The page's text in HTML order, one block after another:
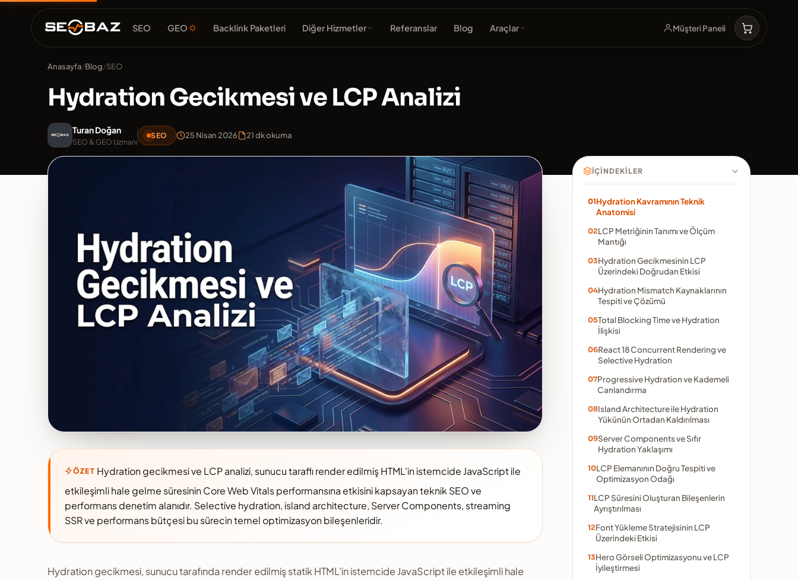
SEO GEO Backlink Paketleri Diğer Hizmetler Referanslar Blog Araçlar Müşteri Paneli
Anasayfa/Blog/SEO
Hydration Gecikmesi ve LCP Analizi
Turan Doğan
SEO & GEO Uzmanı
SEO 25 Nisan 2026 21 dk okuma
ÖZET Hydration gecikmesi ve LCP analizi, sunucu taraflı render edilmiş HTML'in istemcide JavaScript ile
etkileşimli hale gelme süresinin Core Web Vitals performansına etkisini kapsayan teknik SEO ve
performans denetim alanıdır. Selective hydration, island architecture, Server Components, streaming
SSR ve performans bütçesi bu sürecin temel optimizasyon bileşenleridir.
Hydration gecikmesi, sunucu tarafında render edilmiş statik HTML'in istemcide JavaScript ile etkileşimli hale
İÇINDEKILER
Hydration Kavramının Teknik
Anatomisi
LCP Metriğinin Tanımı ve Ölçüm
Mantığı
Hydration Gecikmesinin LCP
Üzerindeki Doğrudan Etkisi
Hydration Mismatch Kaynaklarının
Tespiti ve Çözümü
Total Blocking Time ve Hydration
İlişkisi
React 18 Concurrent Rendering ve
Selective Hydration
Progressive Hydration ve Kademeli
Canlandırma
Island Architecture ile Hydration
Yükünün Ortadan Kaldırılması
Server Components ve Sıfır
Hydration Yaklaşımı
LCP Elemanının Doğru Tespiti ve
Optimizasyon Odağı
LCP Süresini Oluşturan Bileşenlerin
Ayrıştırılması
Font Yükleme Stratejisinin LCP
Üzerindeki Etkisi
Hero Görseli Optimizasyonu ve LCP
İyileştirmesi